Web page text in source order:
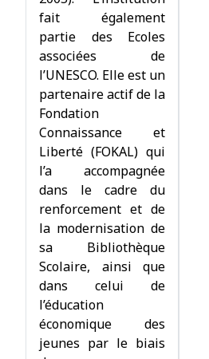
fait également
partie des Ecoles
associées de
l’UNESCO. Elle est un
partenaire actif de la
Fondation
Connaissance et
Liberté (FOKAL) qui
l’a accompagnée
dans le cadre du
renforcement et de
la modernisation de
sa Bibliothèque
Scolaire, ainsi que
dans celui de
l’éducation
économique des
jeunes par le biais